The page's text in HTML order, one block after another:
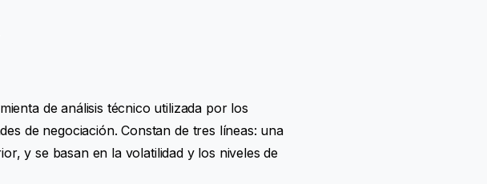
de análisis técnico utilizada por los
de negociación. Constan de tres líneas: una
y se basan en la volatilidad y los niveles de